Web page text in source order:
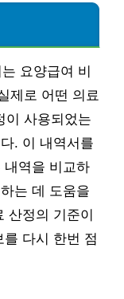
요양급여 비
제로 어떤 의료
이 사용되었는
. 이 내역서를
내역을 비교하
는 데 도움을
산정의 기준이
다시 한번 점